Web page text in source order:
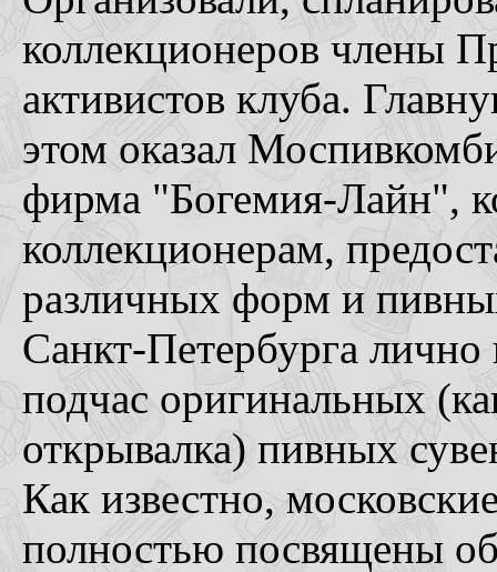
коллекционеров члены
активистов клуба.
этом оказал
фирма "Богемия-Лайн",
коллекционерам,
различных форм и
Санкт-Петербурга
подчас оригинальных
открывалка) пивных
Как известно,
полностью посвящены